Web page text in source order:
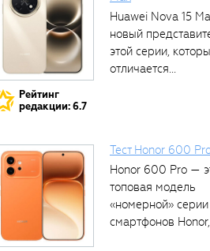
Рейтинг
редакции: 6.7
Huawei Nova 15
новый
этой серии,
отличается...
Тест Honor 600
Honor 600 Pro —
топовая модель
«номерной» серии
смартфонов